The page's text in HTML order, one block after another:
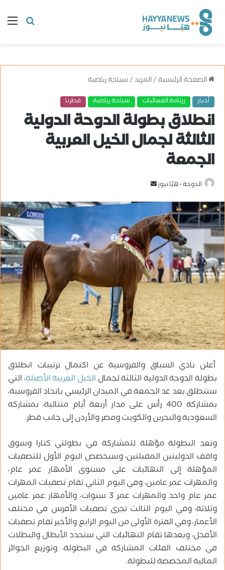
البحث
الصفحة الرئيسية/المزيد/سياحة رياضية
أخبار رزنامة الفعاليات سياحة رياضية قطرنا
انطلاق بطولة الدوحة الدولية
الثالثة لجمال الخيل العربية
الجمعة
الدوحة - هيّا نيوز
ل
ب
ر
ي
د
ا
ل
ك
ت
ر
ي
ا
أعلن نادي السباق والفروسية عن اكتمال ترتيبات انطلاق
بطولة الدوحة الدولية الثالثة لجمال الخيل العربية الأصيلة، التي
ستنطلق بعد غد الجمعة في الميدان الرئيسي باتحاد الفروسية،
بمشاركة 400 رأس على مدار أربعة أيام متتالية، بمشاركة
السعودية والبحرين والكويت ومصر والأردن إلى جانب قطر.
وتعد البطولة مؤهلة للمشاركة في بطولتي كتارا وسوق
واقف الدوليتين المقبلتين، وسيخصص اليوم الأول للتصفيات
المؤهلة إلى النهائيات على مستوى الأمهار عمر عام،
والمهرات عمر عامين، وفي اليوم الثاني تقام تصفيات المهرات
عمر عام واحد والمهرات عمر 3 سنوات، والأمهار عمر عامين
وثلاثة، وفي اليوم الثالث تجرى تصفيات الأفرس في مختلف
الأعمار، وفي الفترة الأولى من اليوم الرابع والأخير تقام تصفيات
الأفحل، وبعدها تقام النهائيات التي ستحدد الأبطال والبطلات
في مختلف الفئات المشاركة في البطولة، وتوزيع الجوائز
المالية المخصصة للبطولة.